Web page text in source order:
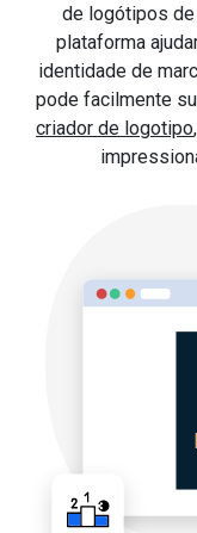
de logótipos
plataforma
identidade de
pode facilmente
criador de logotipo